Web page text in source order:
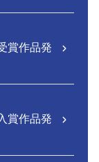
賞作品発
賞作品発